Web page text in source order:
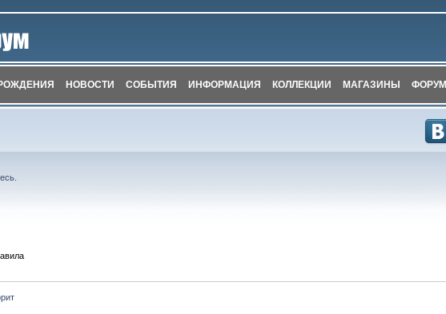
НОВОСТИ СОБЫТИЯ ИНФОРМАЦИЯ КОЛЛЕКЦИИ МАГАЗИНЫ ФОРУМ